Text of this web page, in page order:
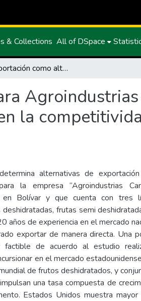
& Collections All of DSpace
Micro exportación como alternativa para Agroindustrias Carchi hacia el mercado estadounidense y su aporte en la competitividad del sector agroindustrial
la
alternativas de
la empresa “Agroindustrias
en Bolívar y que cuenta con tres
frutas semi
años de experiencia en el mercado
exportar de manera directa. Una
factible de acuerdo al estudio
en el mercado
de frutos deshidratados, y
una tasa compuesta de
Estados Unidos muestra mayor